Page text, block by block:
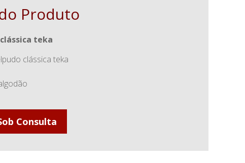
Produto
teka
clássica teka
Consulta